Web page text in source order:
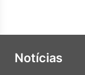
Notícias